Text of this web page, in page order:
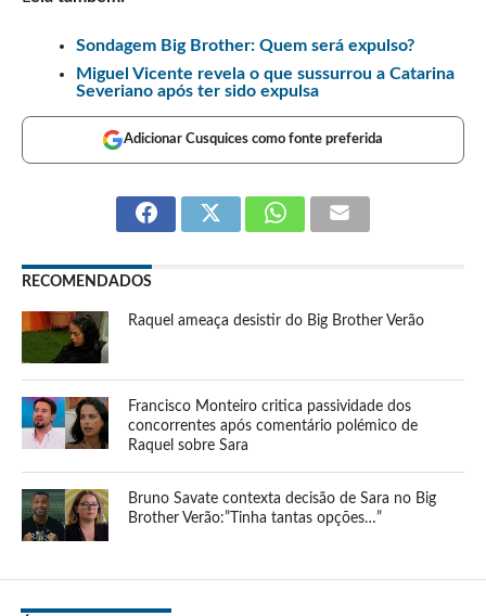
Sondagem Big Brother: Quem será expulso?
Miguel Vicente revela o que sussurrou a Catarina
Severiano após ter sido expulsa
Adicionar Cusquices como fonte preferida
RECOMENDADOS
Raquel ameaça desistir do Big Brother Verão
Francisco Monteiro critica passividade dos
concorrentes após comentário polémico de
Raquel sobre Sara
Bruno Savate contexta decisão de Sara no Big
Brother Verão:”Tinha tantas opções…”